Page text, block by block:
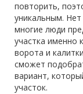
повторить,
уникальным.
многие люди
участка именно
ворота и
сможет
вариант,
участок.